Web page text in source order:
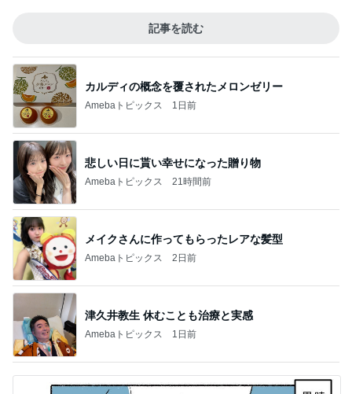
記事を読む
カルディの概念を覆されたメロンゼリー
Amebaトピックス 1日前
悲しい日に貰い幸せになった贈り物
Amebaトピックス 21時間前
メイクさんに作ってもらったレアな髪型
Amebaトピックス 2日前
津久井教生 休むことも治療と実感
Amebaトピックス 1日前